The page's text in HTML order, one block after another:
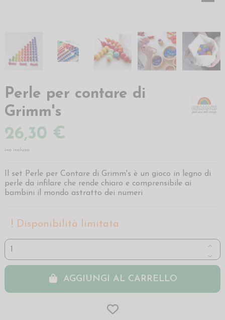
Perle per contare di
Grimm's
26,30 €
iva inclusa
Il set Perle per Contare di Grimm's è un gioco in legno di
perle da infilare che rende chiaro e comprensibile ai
bambini il mondo astratto dei numeri
Disponibilità limitata
AGGIUNGI AL CARRELLO